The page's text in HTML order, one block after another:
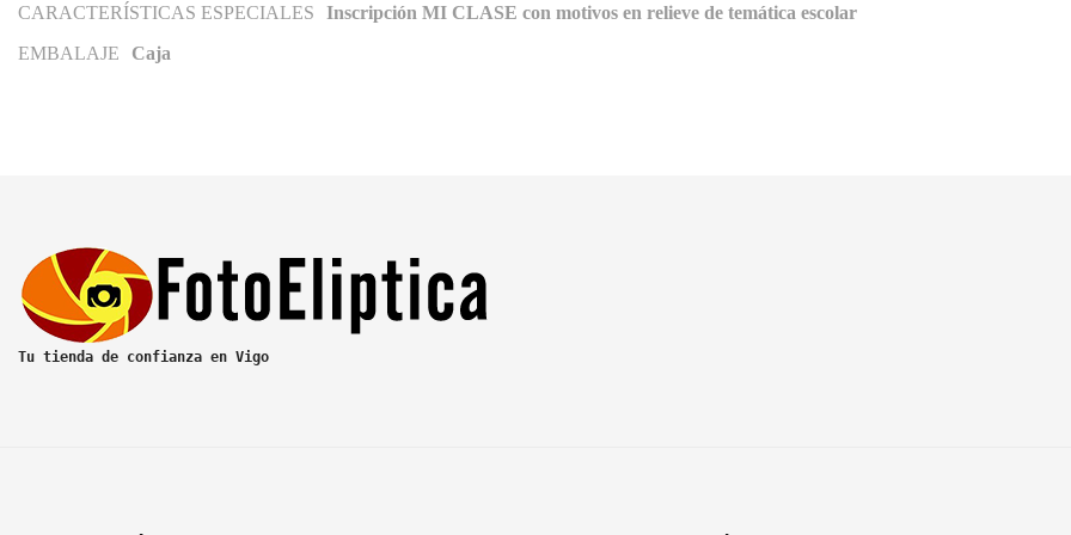
CARACTERÍSTICAS ESPECIALES
Inscripción MI CLASE con motivos en relieve de temática escolar
EMBALAJE
Caja
Tu tienda de confianza en Vigo